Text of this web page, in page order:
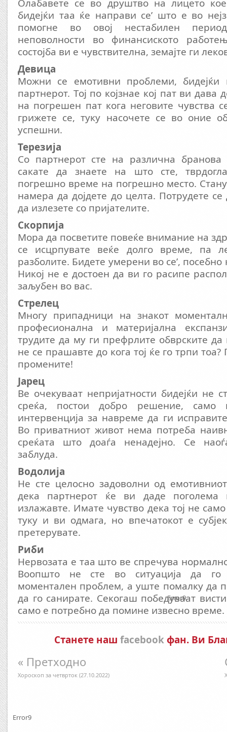
Олабавете се во друштво на лицето
бидејќи таа ќе направи се’ што е во
помогне во овој нестабилен
неповолности во финансиското
состојба ви е чувствителна, земајте ги
Девица
Можни се емотивни проблеми, бидејќи
партнерот. Тој по којзнае кој пат ви дава
на погрешен пат кога неговите чувства
грижете се, туку насочете се во оние
успешни.
Терезија
Со партнерот сте на различна бранова
сакате да знаете на што сте,
погрешно време на погрешно место.
намера да дојдете до целта. Потрудете
да излезете со пријателите.
Скорпија
Мора да посветите повеќе внимание на
се исцрпувате веќе долго време, па
разболите. Бидете умерени во се’, посебно
Никој не е достоен да ви го расипе
заљубен во вас.
Стрелец
Многу припадници на знакот
професионална и материјална
трудите да му ги префрлите обврските
не се прашавте до кога тој ќе го трпи тоа?
промените!
Јарец
Ве очекуваат непријатности бидејќи не
среќа, постои добро решение, само
интервенција за навреме да ги
Во приватниот живот нема потреба
среќата што доаѓа ненадејно. Се
заблуда.
Водолија
Не сте целосно задоволни од
дека партнерот ќе ви даде
излажавте. Имате чувство дека тој не
туку и ви одмага, но впечатокот е
претерувате.
Риби
Нервозата е таа што ве спречува
Воопшто не сте во ситуација да го
моментален проблем, а уште помалку да
да го санирате. Секогаш победуваат
само е потребно да помине извесно време.
Станете наш facebookфан. Ви
« Претходно
Хороскоп за четврток (27.10.2022)
Error9
Error9